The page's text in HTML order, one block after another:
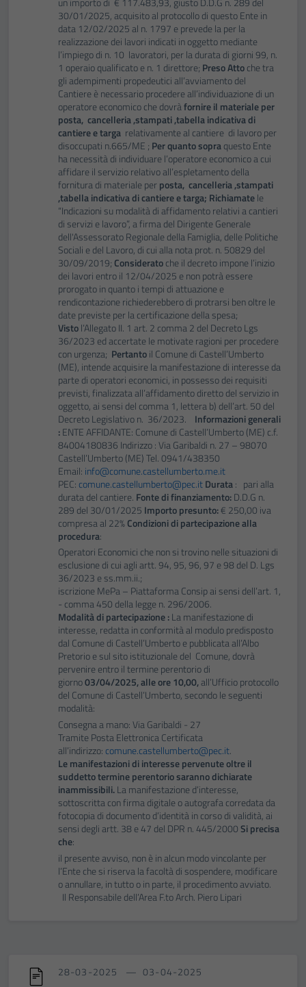
30/01/2025, acquisito al protocollo di questo Ente in
data 12/02/2025 al n. 1797 e prevede la per la
realizzazione dei lavori indicati in oggetto mediante
l’impiego di n. 10 lavoratori, per la durata di giorni 99, n.
1 operaio qualificato e n. 1 direttore; Preso Attoche tra
gli adempimenti propedeutici all’avviamento del
Cantiere è necessario procedere all’individuazione di un
operatore economico che dovràfornire il materiale per
posta, cancelleria ,stampati ,tabella indicativa di
cantiere e targa relativamente al cantiere di lavoro per
disoccupati n.665/ME ; Per quanto sopraquesto Ente
ha necessità di individuare l’operatore economico a cui
affidare il servizio relativo all’espletamento della
fornitura di materiale perposta, cancelleria ,stampati
,tabella indicativa di cantiere e targa; Richiamatele
“Indicazioni su modalità di affidamento relativi a cantieri
di servizi e lavoro”, a firma del Dirigente Generale
dell'Assessorato Regionale della Famiglia, delle Politiche
Sociali e del Lavoro, di cui alla nota prot. n. 50829 del
30/09/2019; Consideratoche il decreto impone l’inizio
dei lavori entro il 12/04/2025 e non potrà essere
prorogato in quanto i tempi di attuazione e
rendicontazione richiederebbero di protrarsi ben oltre le
date previste per la certificazione della spesa;
Vistol’Allegato II. 1 art. 2 comma 2 del Decreto Lgs
36/2023 ed accertate le motivate ragioni per procedere
con urgenza; Pertantoil Comune di Castell’Umberto
(ME), intende acquisire la manifestazione di interesse da
parte di operatori economici, in possesso dei requisiti
previsti, finalizzata all’affidamento diretto del servizio in
oggetto, ai sensi del comma 1, lettera b) dell’art. 50 del
Decreto Legislativo n. 36/2023.
Informazioni generali
:ENTE AFFIDANTE: Comune di Castell’Umberto (ME) c.f.
84004180836 Indirizzo : Via Garibaldi n. 27 – 98070
Castell’Umberto (ME) Tel. 0941/438350
Email: info@comune.castellumberto.me.it
PEC:comune.castellumberto@pec.itDurata: pari alla
durata del cantiere. Fonte di finanziamento:D.D.G n.
289 del 30/01/2025 Importo presunto:€ 250,00 iva
compresa al 22%Condizioni di partecipazione alla
procedura:
Operatori Economici che non si trovino nelle situazioni di
esclusione di cui agli artt. 94, 95, 96, 97 e 98 del D. Lgs
36/2023 e ss.mm.ii.;
iscrizione MePa – Piattaforma Consip ai sensi dell’art. 1,
- comma 450 della legge n. 296/2006.
Modalità di partecipazione :La manifestazione di
interesse, redatta in conformità al modulo predisposto
dal Comune di Castell’Umberto e pubblicata all’Albo
Pretorio e sul sito istituzionale del Comune, dovrà
pervenire entro il termine perentorio di
giorno03/04/2025, alle ore 10,00,all’Ufficio protocollo
del Comune di Castell’Umberto, secondo le seguenti
modalità:
Consegna a mano: Via Garibaldi - 27
Tramite Posta Elettronica Certificata
all’indirizzo:comune.castellumberto@pec.it.
Le manifestazioni di interesse pervenute oltre il
suddetto termine perentorio saranno dichiarate
inammissibili.La manifestazione d’interesse,
sottoscritta con firma digitale o autografa corredata da
fotocopia di documento d’identità in corso di validità, ai
sensi degli artt. 38 e 47 del DPR n. 445/2000Si precisa
che:
il presente avviso, non è in alcun modo vincolante per
l’Ente che si riserva la facoltà di sospendere, modificare
o annullare, in tutto o in parte, il procedimento avviato.
Il Responsabile dell’Area F.to Arch. Piero Lipari
28-03-2025 03-04-2025